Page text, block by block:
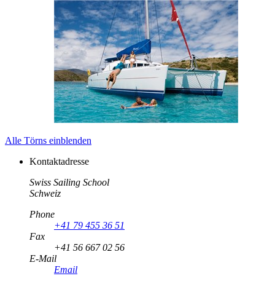
Alle Törns einblenden
Kontaktadresse
Swiss Sailing School
Schweiz
Phone
+41 79 455 36 51
Fax
+41 56 667 02 56
E-Mail
Email